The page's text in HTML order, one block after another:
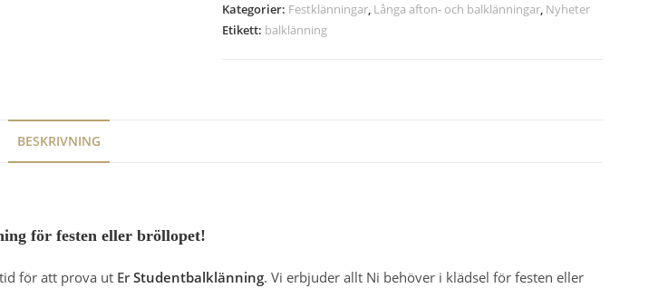
Kategorier: Festklänningar, Långa afton- och balklänningar, Nyheter
Etikett: balklänning
BESKRIVNING
för festen eller bröllopet!
för att prova ut Er Studentbalklänning. Vi erbjuder allt Ni behöver i klädsel för festen eller